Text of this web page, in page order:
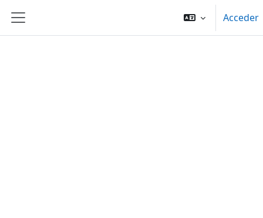
Panel lateral
Acceder